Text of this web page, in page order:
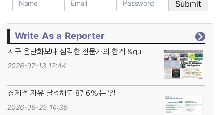
Write As a Reporter
지구 온난화보다 심각한 전문가의 한계 &qu...
2026-07-13 17:44
경제적 자유 달성해도 87.6%는 ‘일 ...
2026-06-25 10:36